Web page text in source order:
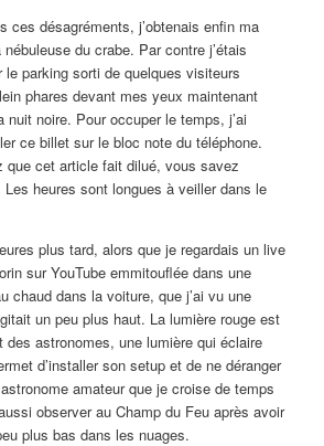
ces désagréments, j’obtenais enfin ma
du crabe. Par contre j’étais
parking sorti de quelques visiteurs
phares devant mes yeux maintenant
nuit noire. Pour occuper le temps, j’ai
ce billet sur le bloc note du téléphone.
que cet article fait dilué, vous savez
Les heures sont longues à veiller dans le
plus tard, alors que je regardais un live
sur YouTube emmitouflée dans une
chaud dans la voiture, que j’ai vu une
un peu plus haut. La lumière rouge est
des astronomes, une lumière qui éclaire
d’installer son setup et de ne déranger
amateur que je croise de temps
observer au Champ du Feu après avoir
plus bas dans les nuages.